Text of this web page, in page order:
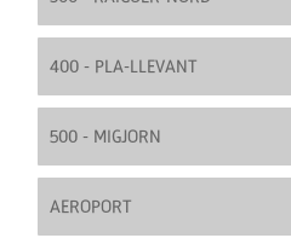
400 - PLA-LLEVANT
500 - MIGJORN
AEROPORT